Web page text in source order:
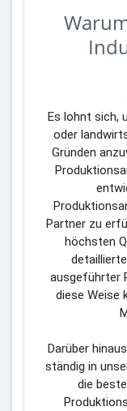
Es lohnt sich,
oder
Gründen
Partner zu
höchsten
ausgeführter
diese Weise
Darüber
ständig in
die